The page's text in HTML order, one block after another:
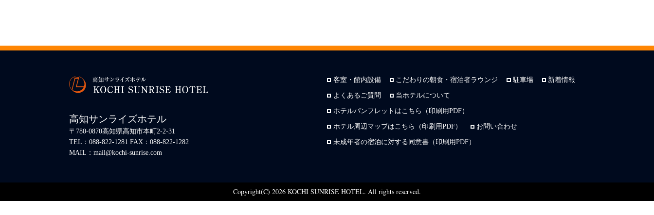
客室・館内設備 こだわりの朝食・宿泊者ラウンジ 駐車場 新着情報
よくあるご質問 当ホテルについて
ホテルパンフレットはこちら（印刷用PDF）
ホテル周辺マップはこちら（印刷用PDF） お問い合わせ
未成年者の宿泊に対する同意書（印刷用PDF）
高知サンライズホテル
〒780-0870高知県高知市本町2-2-31
TEL：088-822-1281 FAX：088-822-1282
MAIL：mail@kochi-sunrise.com
Copyright(C) 2026 KOCHI SUNRISE HOTEL. All rights reserved.